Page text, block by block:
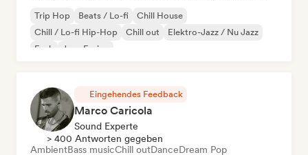
Trip Hop Beats / Lo-fi
Chill House
Chill / Lo-fi Hip-Hop
Chill out
Elektro-Jazz / Nu Jazz
Funk
Jazz-Fusion
Eingehendes Feedback
Marco Caricola
Sound Experte
> 400 Antworten gegeben
AmbientBass musicChill outDanceDream Pop